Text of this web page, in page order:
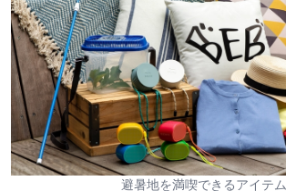
避暑地を満喫できるアイテム